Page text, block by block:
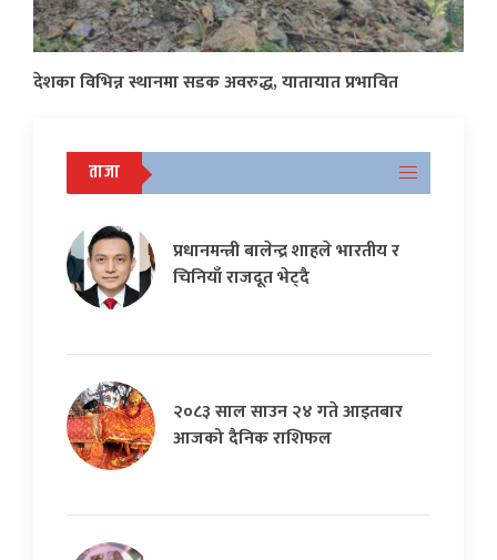
देशका विभिन्न स्थानमा सडक अवरुद्ध, यातायात प्रभावित
ताजा
प्रधानमन्त्री बालेन्द्र शाहले भारतीय र
चिनियाँ राजदूत भेट्दै
२०८३ साल साउन २४ गते आइतबार
आजको दैनिक राशिफल